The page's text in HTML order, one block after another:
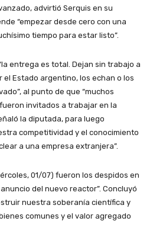
advirtió Serquis en su
“empezar desde cero con una
tiempo para estar listo”.
entrega es total. Dejan sin trabajo a
Estado argentino, los echan o los
al punto de que “muchos
invitados a trabajar en la
la diputada, para luego
competitividad y el conocimiento
a una empresa extranjera”.
01/07) fueron los despidos en
anuncio del nuevo reactor”. Concluyó
nuestra soberanía científica y
comunes y el valor agregado